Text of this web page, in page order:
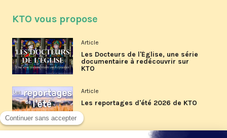
KTO vous propose
Article
Les Docteurs de l'Église, une série
documentaire à redécouvrir sur
KTO
Article
Les reportages d'été 2026 de KTO